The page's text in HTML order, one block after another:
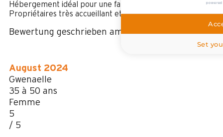
Hébergement idéal pour une famille de 4 personnes
Propriétaires très accueillant et à l'écoute
Bewertung geschrieben am 29/08/2025
August 2024
Gwenaelle
35 à 50 ans
Femme
5
/ 5
Set